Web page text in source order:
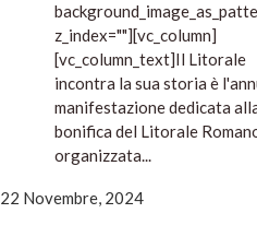
z_index=""][vc_column]
[vc_column_text]Il Litorale
incontra la sua storia è
manifestazione dedicata
bonifica del Litorale
organizzata...
22 Novembre, 2024